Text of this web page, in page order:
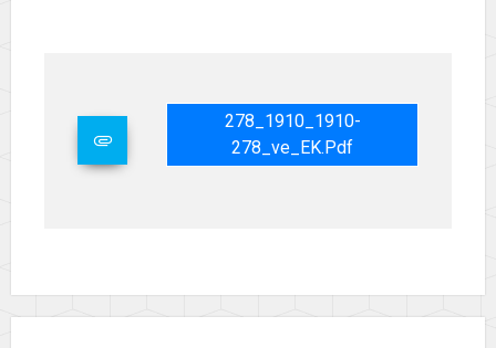
278_1910_1910-
278_ve_EK.pdf